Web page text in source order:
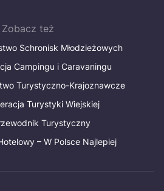
Zobacz też
Schronisk Młodzieżowych
Campingu i Caravaningu
Turystyczno-Krajoznawcze
Turystyki Wiejskiej
Turystyczny
– W Polsce Najlepiej